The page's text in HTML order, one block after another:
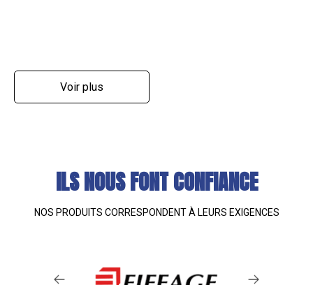
Voir plus
ILS NOUS FONT CONFIANCE
NOS PRODUITS CORRESPONDENT À LEURS EXIGENCES